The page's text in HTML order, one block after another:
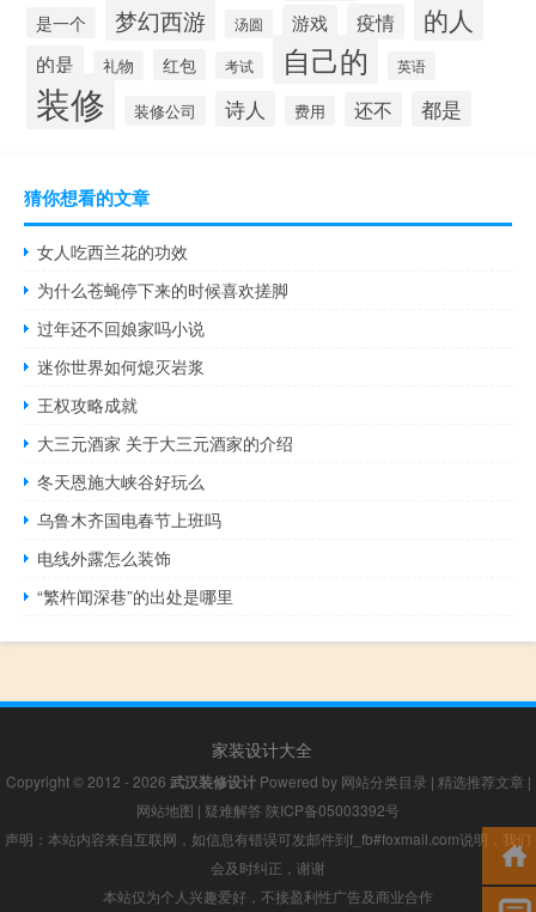
是一个 梦幻西游 汤圆 游戏 疫情 的人
的是 礼物 红包 考试 自己的 英语
装修 装修公司 诗人 费用 还不 都是
猜你想看的文章
女人吃西兰花的功效
为什么苍蝇停下来的时候喜欢搓脚
过年还不回娘家吗小说
迷你世界如何熄灭岩浆
王权攻略成就
大三元酒家 关于大三元酒家的介绍
冬天恩施大峡谷好玩么
乌鲁木齐国电春节上班吗
电线外露怎么装饰
“繁杵闻深巷”的出处是哪里
家装设计大全
Copyright © 2012 - 2026 武汉装修设计Powered by 网站分类目录 | 精选推荐文章 |
网站地图 | 疑难解答 陕ICP备05003392号
声明：本站内容来自互联网，如信息有错误可发邮件到f_fb#foxmail.com说明，我们
会及时纠正，谢谢
本站仅为个人兴趣爱好，不接盈利性广告及商业合作